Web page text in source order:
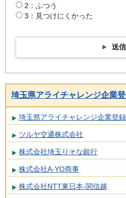
2：ふつう
3：見つけにくかった
送信
埼玉県アライチャレンジ企業
埼玉県アライチャレンジ企業登
ツルヤ交通株式会社
株式会社埼玉りそな銀行
株式会社A-YO商事
株式会社NTT東日本-関信越